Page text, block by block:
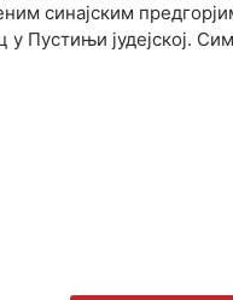
синајским
Пустињи јудејској.